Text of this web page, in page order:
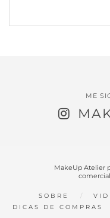
ME
MakeUp Atelier
SOBRE
DICAS DE COMPRAS